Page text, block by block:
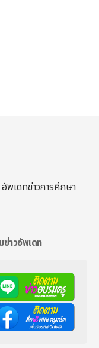
พเดทข่าวการศึกษา
ข่าวอัพเดท